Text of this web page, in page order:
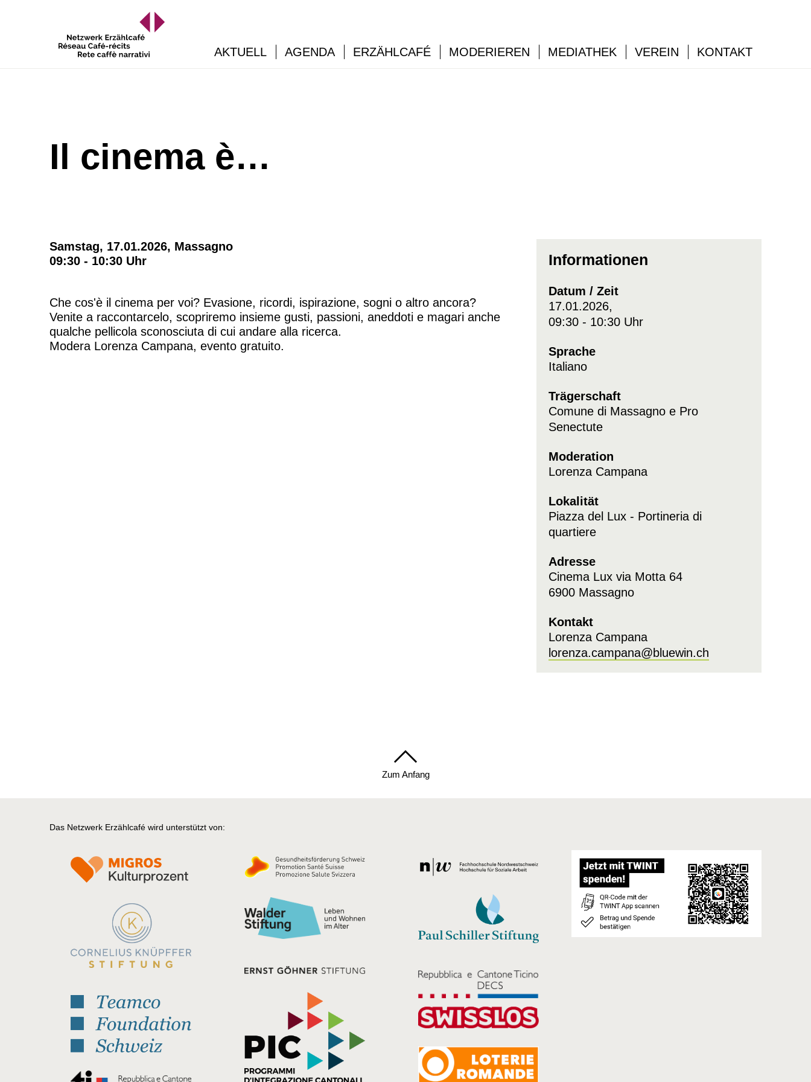
AKTUELL AGENDA ERZÄHLCAFÉ MODERIEREN MEDIATHEK VEREIN KONTAKT
Il cinema è…
Samstag, 17.01.2026, Massagno
09:30 - 10:30 Uhr
Che cos'è il cinema per voi? Evasione, ricordi, ispirazione, sogni o altro ancora?
Venite a raccontarcelo, scopriremo insieme gusti, passioni, aneddoti e magari anche
qualche pellicola sconosciuta di cui andare alla ricerca.
Modera Lorenza Campana, evento gratuito.
Informationen
Datum / Zeit
17.01.2026,
09:30 - 10:30 Uhr
Sprache
Italiano
Trägerschaft
Comune di Massagno e Pro
Senectute
Moderation
Lorenza Campana
Lokalität
Piazza del Lux - Portineria di
quartiere
Adresse
Cinema Lux via Motta 64
6900 Massagno
Kontakt
Lorenza Campana
lorenza.campana@bluewin.ch
Zum Anfang
Das Netzwerk Erzählcafé wird unterstützt von: